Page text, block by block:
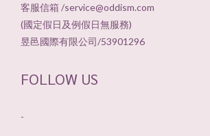
客服信箱 /service@oddism.com
(國定假日及例假日無服務)
昱邑國際有限公司/53901296
FOLLOW US
-